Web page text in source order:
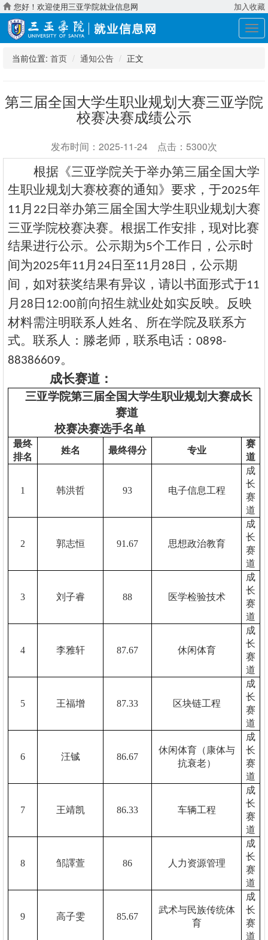
您好！欢迎使用三亚学院就业信息网 加入收藏
展
开
当前位置: 首页 通知公告 正文
第三届全国大学生职业规划大赛三亚学院
校赛决赛成绩公示
发布时间：2025-11-24 点击：5300次
根据《三亚学院关于举办第三届全国大学
生职业规划大赛校赛的通知》要求，于2025年
11月 22 日举办第三届全国大学生职业规划大赛
三亚学院校赛决赛。根据工作安排，现对比赛
结果进行公示。 公示期为5个工作日，公示时
间为2025年11月 24日至11月 28 日， 公示期
间，如对获奖结果有异议，请以书面形式于11
月 28 日 12:00前向招生就业处如实反映。反映
材料需注明联系人姓名、所在学院及联系方
式。 联系人：滕老师，联系电话： 0898-
88386609。
成长赛道：
三亚学院第三届全国大学生职业规划大赛成长
赛道
校赛决赛选手名单
最终
排名
姓名 最终得分 专业
赛
道
1 韩洪哲 93 电子信息工程
成
长
赛
道
2 郭志恒 91.67 思想政治教育
成
长
赛
道
3 刘子睿 88 医学检验技术
成
长
赛
道
4 李雅轩 87.67 休闲体育
成
长
赛
道
5 王福增 87.33 区块链工程
成
长
赛
道
6 汪铖 86.67
休闲体育（康体与
抗衰老）
成
长
赛
道
7 王靖凯 86.33 车辆工程
成
长
赛
道
8 邹譯萱 86 人力资源管理
成
长
赛
道
9 高子雯 85.67
武术与民族传统体
育
成
长
赛
道